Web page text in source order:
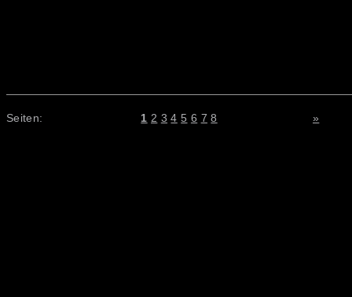
Seiten: 1 2 3 4 5 6 7 8 »